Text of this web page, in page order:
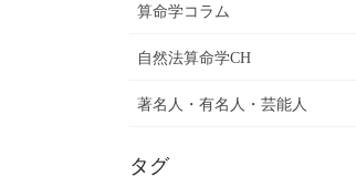
算命学コラム
自然法算命学CH
著名人・有名人・芸能人
タグ